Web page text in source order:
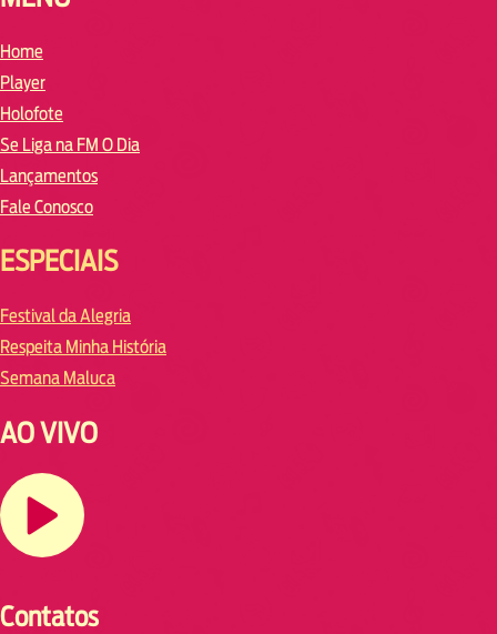
Home
Player
Holofote
Se Liga na FM O Dia
Lançamentos
Fale Conosco
ESPECIAIS
Festival da Alegria
Respeita Minha História
Semana Maluca
AO VIVO
Contatos